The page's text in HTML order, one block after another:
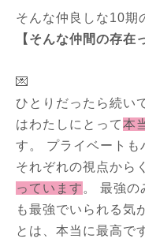
そんな仲良しな10期
【そんな仲間の存在
💌
ひとりだったら続い
はわたしにとって本
す。 プライベートも
それぞれの視点から
っています 。 最強の
も最強でいられる気
とは、本当に最高で